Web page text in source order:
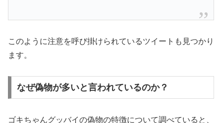
このように注意を呼び掛けられているツイートも見つかり
ます。
なぜ偽物が多いと言われているのか？
ゴキちゃんグッバイの偽物の特徴について調べていると、